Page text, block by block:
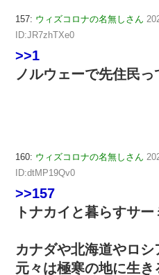
157: ウィズコロナの名無しさん
ID:JR7zhTXe0
>>1
ノルウェーで先住民
160: ウィズコロナの名無しさん
ID:dtMP19Qv0
>>157
トナカイと暮らすサー
カナダや北海道やロ
元々は極寒の地に生